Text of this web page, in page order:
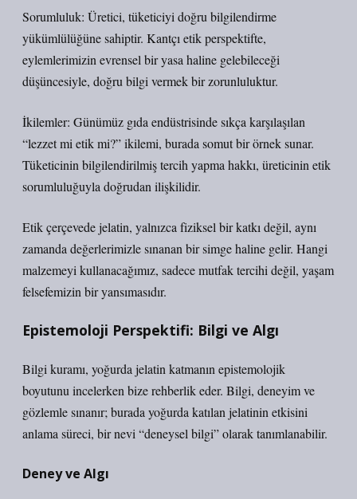
Sorumluluk: Üretici, tüketiciyi doğru bilgilendirme
yükümlülüğüne sahiptir. Kantçı etik perspektifte,
eylemlerimizin evrensel bir yasa haline gelebileceği
düşüncesiyle, doğru bilgi vermek bir zorunluluktur.
İkilemler: Günümüz gıda endüstrisinde sıkça karşılaşılan
“lezzet mi etik mi?” ikilemi, burada somut bir örnek sunar.
Tüketicinin bilgilendirilmiş tercih yapma hakkı, üreticinin etik
sorumluluğuyla doğrudan ilişkilidir.
Etik çerçevede jelatin, yalnızca fiziksel bir katkı değil, aynı
zamanda değerlerimizle sınanan bir simge haline gelir. Hangi
malzemeyi kullanacağımız, sadece mutfak tercihi değil, yaşam
felsefemizin bir yansımasıdır.
Epistemoloji Perspektifi: Bilgi ve Algı
Bilgi kuramı, yoğurda jelatin katmanın epistemolojik
boyutunu incelerken bize rehberlik eder. Bilgi, deneyim ve
gözlemle sınanır; burada yoğurda katılan jelatinin etkisini
anlama süreci, bir nevi “deneysel bilgi” olarak tanımlanabilir.
Deney ve Algı